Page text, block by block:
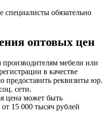
обязательно
оптовых цен
мебели или
в качестве
предоставить реквизиты юр.
сети.
цена может быть
15 000 тысяч рублей